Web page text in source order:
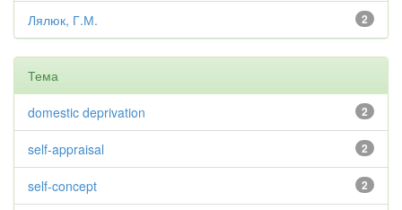
2
Лялюк, Г.М.
Тема
2
domestic deprivation
2
self-appraisal
2
self-concept